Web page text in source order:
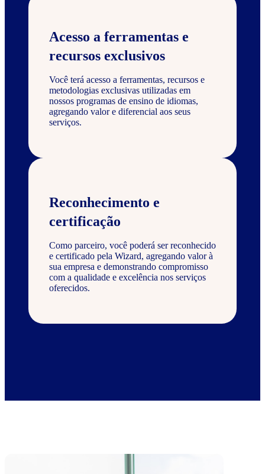
Acesso a ferramentas e
recursos exclusivos
Você terá acesso a ferramentas, recursos e
metodologias exclusivas utilizadas em
nossos programas de ensino de idiomas,
agregando valor e diferencial aos seus
serviços.
Reconhecimento e
certificação
Como parceiro, você poderá ser reconhecido
e certificado pela Wizard, agregando valor à
sua empresa e demonstrando compromisso
com a qualidade e excelência nos serviços
oferecidos.